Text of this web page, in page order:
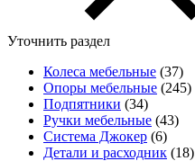
Уточнить раздел
Колеса мебельные (37)
Опоры мебельные (245)
Подпятники (34)
Ручки мебельные (43)
Система Джокер (6)
Детали и расходник (18)